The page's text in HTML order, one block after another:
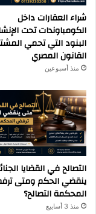
شراء العقارات داخل
الكومباوندات تحت
البنود التي تحمي
القانون المصري
منذ أسبوعين
التصالح في القضايا
ينقضي الحكم ومتى
المحكمة التصالح؟
منذ 3 أسابيع